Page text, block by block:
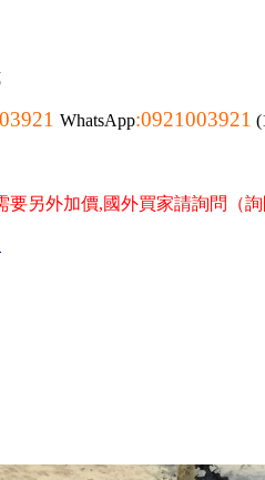
WhatsApp:0921003921
另外加價,國外買家請詢問（